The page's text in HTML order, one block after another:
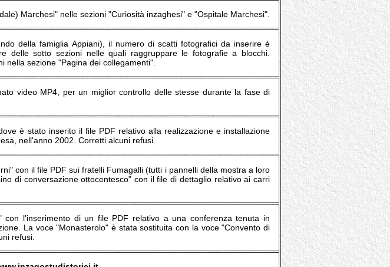
Marchesi" nelle sezioni "Curiosità inzaghesi" e "Ospitale Marchesi".
della famiglia Appiani), il numero di scatti fotografici da inserire è
delle sotto sezioni nelle quali raggruppare le fotografie a blocchi.
nella sezione "Pagina dei collegamenti".
video MP4, per un miglior controllo delle stesse durante la fase di
è stato inserito il file PDF relativo alla realizzazione e installazione
nell'anno 2002. Corretti alcuni refusi.
con il file PDF sui fratelli Fumagalli (tutti i pannelli della mostra a loro
di conversazione ottocentesco" con il file di dettaglio relativo ai carri
con l'inserimento di un file PDF relativo a una conferenza tenuta in
La voce "Monasterolo" è stata sostituita con la voce "Convento di
refusi.